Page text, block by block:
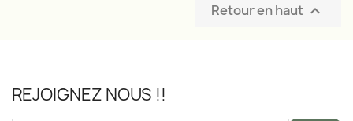
Retour en haut 
REJOIGNEZ NOUS !!